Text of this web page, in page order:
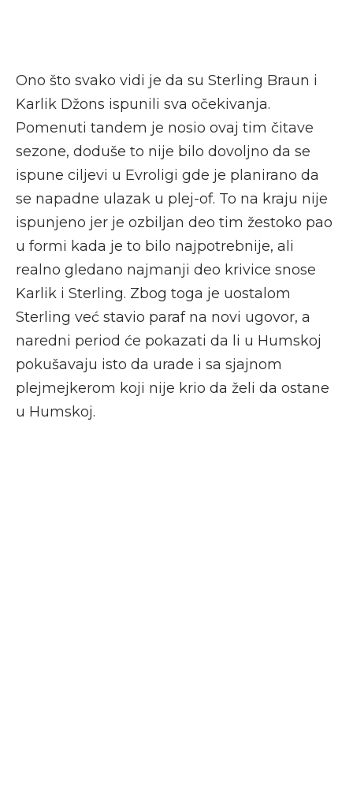
Ono što svako vidi je da su Sterling Braun i
Karlik Džons ispunili sva očekivanja.
Pomenuti tandem je nosio ovaj tim čitave
sezone, doduše to nije bilo dovoljno da se
ispune ciljevi u Evroligi gde je planirano da
se napadne ulazak u plej-of. To na kraju nije
ispunjeno jer je ozbiljan deo tim žestoko pao
u formi kada je to bilo najpotrebnije, ali
realno gledano najmanji deo krivice snose
Karlik i Sterling. Zbog toga je uostalom
Sterling već stavio paraf na novi ugovor, a
naredni period će pokazati da li u Humskoj
pokušavaju isto da urade i sa sjajnom
plejmejkerom koji nije krio da želi da ostane
u Humskoj.